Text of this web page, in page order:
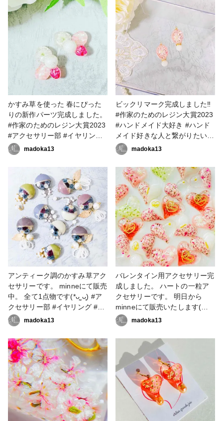
大好き #レジン好きの人と繋が
りたい #レジンアクセサリー作
り #レジンアクセサリー作家
#resinlove #作家のためのレジ
ン大賞2023 #アクセサリー部 #
ピアス #イヤリング
作家 #フラワーアクセサリー #
フラワーアクセサリー作家 #レ
ジン大好き #レジン好きの人と
繋がりたい #レジンアクセサリ
ー作り #レジンアクセサリー作
家 #resinlove
かすみ草を使った 春にぴった
りの新作パーツ完成しました。
#作家のためのレジン大賞2023
#アクセサリー部 #イヤリング
#ピアス #ハンドメイド大好き
#ハンドメイド好きな人と繋が
りたい #アクセサリー作家 #フ
ラワーアクセサリー #フラワー
アクセサリー作家 #レジン大好
き #レジン好きの人と繋がりた
い #レジンアクセサリー作り #
レジンアクセサリー作家
#resinlove
madoka13
ビックリマーク完成しました‼️
#作家のためのレジン大賞2023
#ハンドメイド大好き #ハンド
メイド好きな人と繋がりたい #
アクセサリー作家 #フラワーア
クセサリー #フラワーアクセサ
リー作家 #レジン大好き #レジ
ン好きの人と繋がりたい #レジ
ンアクセサリー作り #レジンア
クセサリー作家 #resinlove #ア
クセサリー部 #ピアス #イヤリ
ング
madoka13
アンティーク調のかすみ草アク
セサリーです。 minneにて販売
中。 全て1点物です(*ᴗ͈ˬᴗ͈) #ア
クセサリー部 #イヤリング #ピ
アス #ハンドメイド大好き #ハ
ンドメイド好きな人と繋がりた
い #アクセサリー作家 #フラワ
ーアクセサリー #フラワーアク
セサリー作家 #レジン大好き #
レジン好きの人と繋がりたい #
レジンアクセサリー作り #レジ
ンアクセサリー作家 #かすみ草
アクセサリー
madoka13
バレンタイン用アクセサリー完
成しました。 ハートの一粒ア
クセサリーです。 明日から
minneにて販売いたします(＊
´艸`) #作家のためのレジン大賞
2023 #ピアス #イヤリング #ハ
ンドメイドアクセサリー #ア
クセサリー作家 #レジンアク
セサリー #フラワーアクセサ
リー #minneで販売
madoka13